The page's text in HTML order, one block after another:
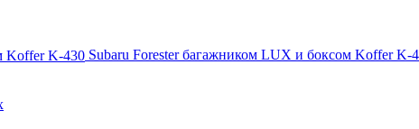
Subaru Forester багажником LUX и боксом Koffer K-